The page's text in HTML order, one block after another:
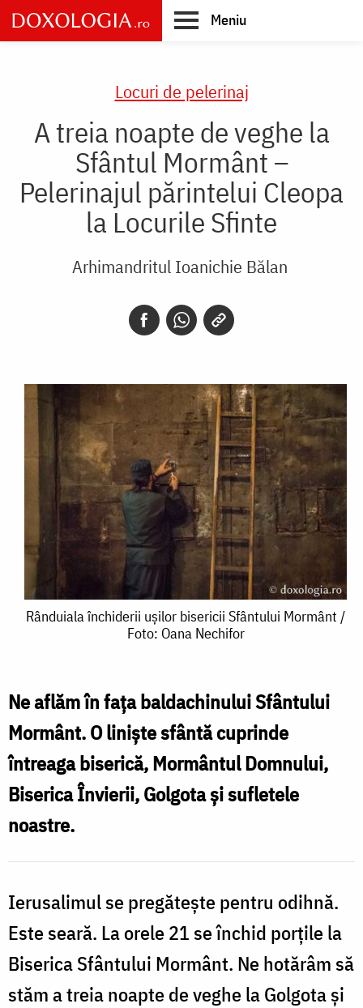
Skip
to
main
Meniu
Locuri de pelerinaj
A treia noapte de veghe la
Sfântul Mormânt –
Pelerinajul părintelui Cleopa
la Locurile Sfinte
Arhimandritul Ioanichie Bălan
Rânduiala
bisericii
Sfântului
Mormânt
Nechifor
Rânduiala închiderii ușilor bisericii Sfântului Mormânt /
Foto: Oana Nechifor
Ne aflăm în fața baldachinului Sfântului
Mormânt. O liniște sfântă cuprinde
întreaga biserică, Mormântul Domnului,
Biserica Învierii, Golgota și sufletele
noastre.
Ierusalimul se pregătește pentru odihnă.
Este seară. La orele 21 se închid porțile la
Biserica Sfântului Mormânt. Ne hotărâm să
stăm a treia noapte de veghe la Golgota și